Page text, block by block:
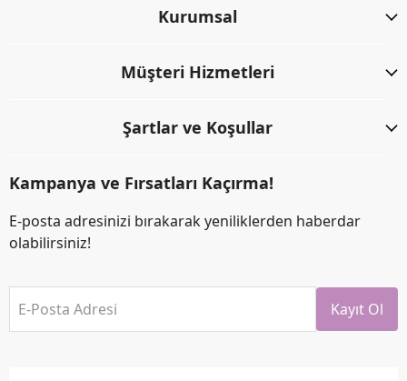
Kurumsal
Müşteri Hizmetleri
Şartlar ve Koşullar
Kampanya ve Fırsatları Kaçırma!
E-posta adresinizi bırakarak yeniliklerden haberdar
olabilirsiniz!
E-Posta Adresi Kayıt Ol